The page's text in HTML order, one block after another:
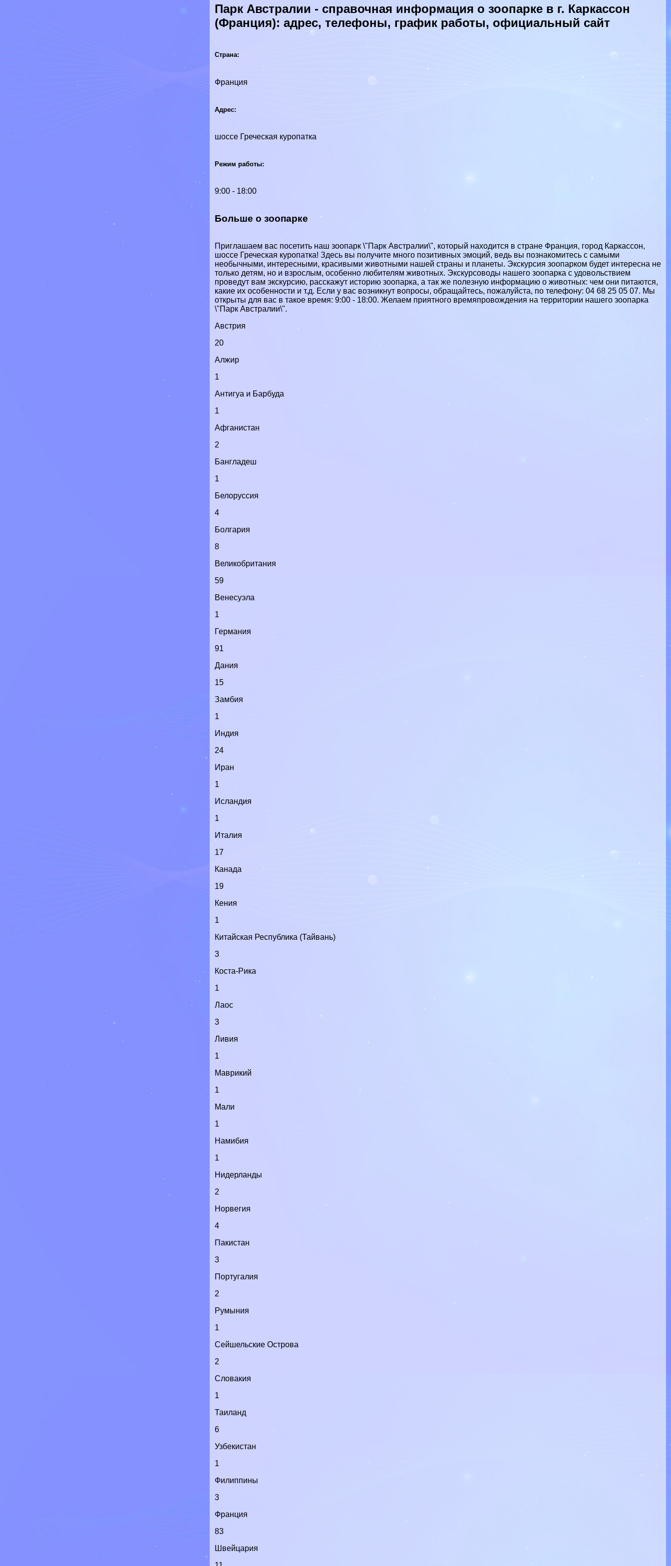
Парк Австралии - справочная информация о зоопарке в г. Каркассон
(Франция): адрес, телефоны, график работы, официальный сайт
Страна:
Франция
Адрес:
шоссе Греческая куропатка
Режим работы:
9:00 - 18:00
Больше о зоопарке
Приглашаем вас посетить наш зоопарк \"Парк Австралии\", который находится в стране Франция, город Каркассон,
шоссе Греческая куропатка! Здесь вы получите много позитивных эмоций, ведь вы познакомитесь с самыми
необычными, интересными, красивыми животными нашей страны и планеты. Экскурсия зоопарком будет интересна не
только детям, но и взрослым, особенно любителям животных. Экскурсоводы нашего зоопарка с удовольствием
проведут вам экскурсию, расскажут историю зоопарка, а так же полезную информацию о животных: чем они питаются,
какие их особенности и т.д. Если у вас возникнут вопросы, обращайтесь, пожалуйста, по телефону: 04 68 25 05 07‎. Мы
открыты для вас в такое время: 9:00 - 18:00. Желаем приятного времяпровождения на территории нашего зоопарка
\"Парк Австралии\".
Австрия
20
Алжир
1
Антигуа и Барбуда
1
Афганистан
2
Бангладеш
1
Белоруссия
4
Болгария
8
Великобритания
59
Венесуэла
1
Германия
91
Дания
15
Замбия
1
Индия
24
Иран
1
Исландия
1
Италия
17
Канада
19
Кения
1
Китайская Республика (Тайвань)
3
Коста-Рика
1
Лаос
3
Ливия
1
Маврикий
1
Мали
1
Намибия
1
Нидерланды
2
Норвегия
4
Пакистан
3
Португалия
2
Румыния
1
Сейшельские Острова
2
Словакия
1
Таиланд
6
Узбекистан
1
Филиппины
3
Франция
83
Швейцария